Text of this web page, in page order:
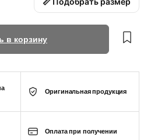
в корзину
Оригинальная продукция
Оплата при получении